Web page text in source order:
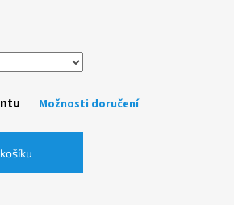
Možnosti doručení